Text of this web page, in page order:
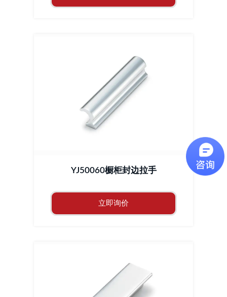
YJ50060橱柜封边拉手
立即询价